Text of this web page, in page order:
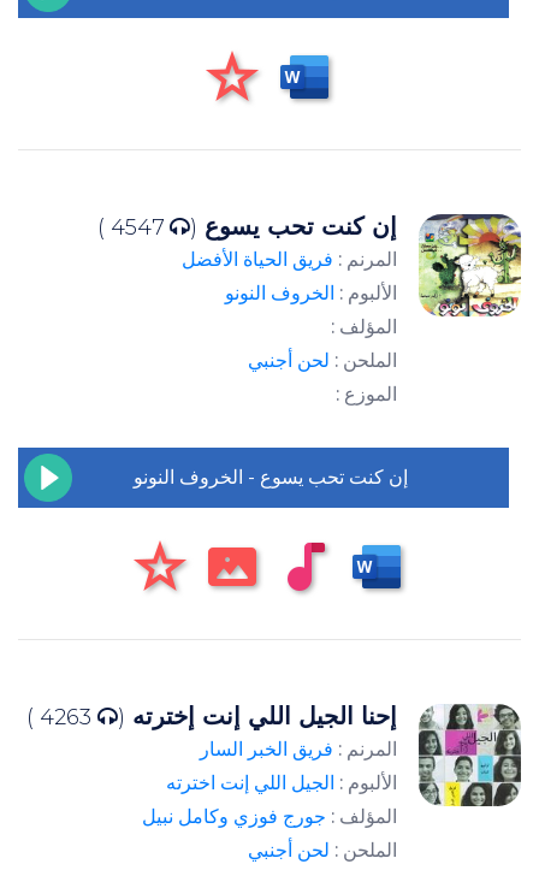
إن كنت تحب يسوع(
4547 )
المرنم :فريق الحياة الأفضل
الألبوم :الخروف النونو
المؤلف :
الملحن :لحن أجنبي
الموزع :
إن كنت تحب يسوع - الخروف النونو
إحنا الجيل اللي إنت إخترته(
4263 )
المرنم :فريق الخبر السار
الألبوم :الجيل اللي إنت اخترته
المؤلف :جورج فوزي وكامل نبيل
الملحن :لحن أجنبي